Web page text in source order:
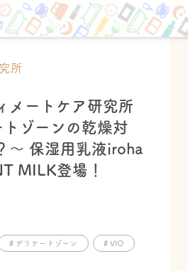
所
メートケア研究所
ゾーンの乾燥対
～ 保湿用乳液iroha
MILK登場！
# デリケートゾーン # VIO